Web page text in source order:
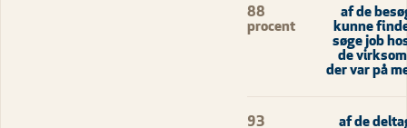
88
procent
af de
kunne
søge job
de
der var på
93 af de